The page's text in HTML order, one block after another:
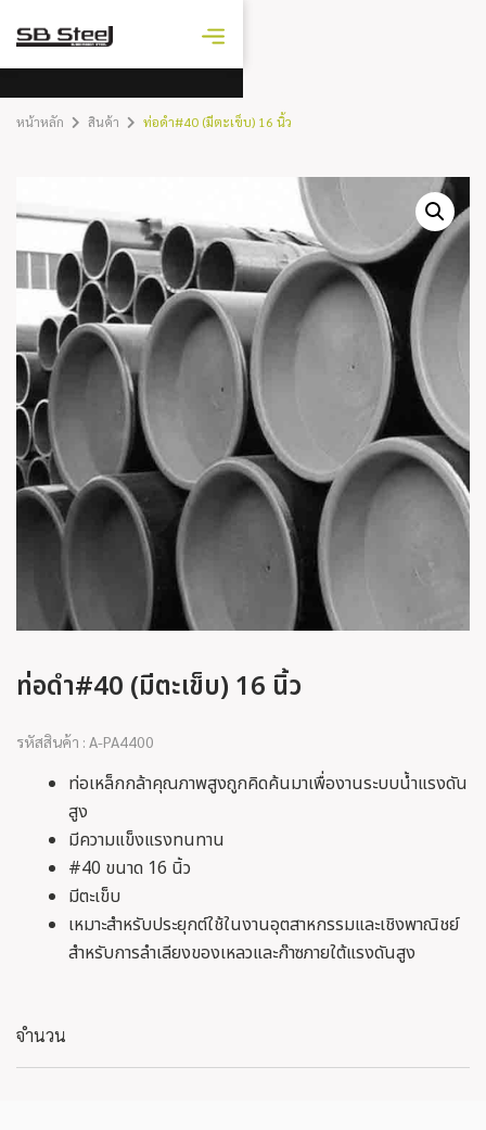
ราคาเหล็ก
หน้าหลัก สินค้า ท่อดำ#40 (มีตะเข็บ) 16 นิ้ว
ท่อดำ#40 (มีตะเข็บ) 16 นิ้ว
รหัสสินค้า : A-PA4400
ท่อเหล็กกล้าคุณภาพสูงถูกคิดค้นมาเพื่องานระบบน้ำแรงดัน
สูง
มีความแข็งแรงทนทาน
#40 ขนาด 16 นิ้ว
มีตะเข็บ
เหมาะสำหรับประยุกต์ใช้ในงานอุตสาหกรรมและเชิงพาณิชย์
สำหรับการลำเลียงของเหลวและก๊าซภายใต้แรงดันสูง
จำนวน